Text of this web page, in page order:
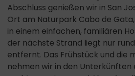
Abschluss genießen wir in San
Ort am Naturpark Cabo de
in einem einfachen, familiären
der nächste Strand liegt nur
entfernt. Das Frühstück und die
nehmen wir in den Unterkünften